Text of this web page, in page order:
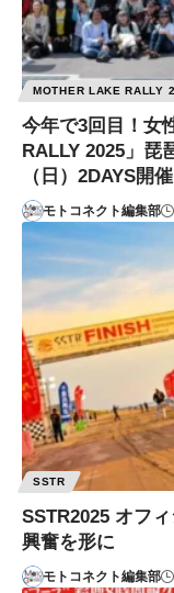
MOTHER LAKE RALLY
今年で3回目！女
RALLY 2025」琵
（日）2DAYS開催
モトコネクト編集部
SSTR
SSTR2025 オフ
興奮を形に
モトコネクト編集部